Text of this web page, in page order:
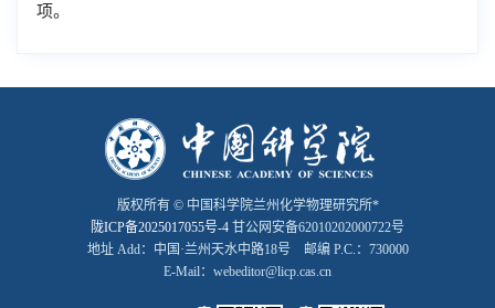
项。
版权所有 © 中国科学院兰州化学物理研究所*
陇ICP备2025017055号-4 甘公网安备62010202000722号
地址 Add：中国·兰州天水中路18号 邮编 P.C.：730000
E-Mail：webeditor@licp.cas.cn